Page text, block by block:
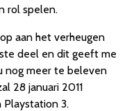
rol spelen.
aan het verheugen
deel en dit geeft me
nog meer te beleven
28 januari 2011
Playstation 3.